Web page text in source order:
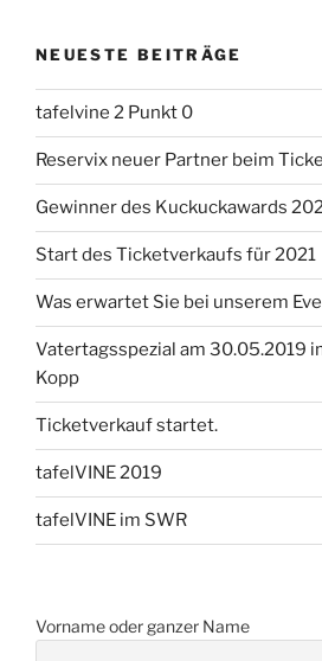
NEUESTE BEITRÄGE
tafelvine 2 Punkt 0
Reservix neuer Partner beim
Gewinner des Kuckuckawards
Start des Ticketverkaufs für 2021
Was erwartet Sie bei unserem
Vatertagsspezial am 30.05.2019
Kopp
Ticketverkauf startet.
tafelVINE 2019
tafelVINE im SWR
Vorname oder ganzer Name